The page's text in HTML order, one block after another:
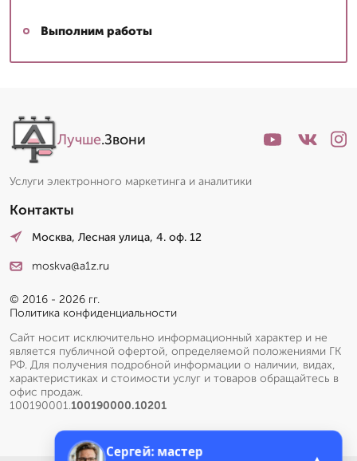
Выполним работы
Лучше.Звони
Услуги электронного маркетинга и аналитики
Контакты
Москва, Лесная улица, 4. оф. 12
moskva@a1z.ru
© 2016 - 2026 гг.
Политика конфиденциальности
Сайт носит исключительно информационный характер и не
является публичной офертой, определяемой положениями ГК
РФ. Для получения подробной информации о наличии, видах,
характеристиках и стоимости услуг и товаров обращайтесь в
офис продаж.
100190001.100190000.10201
Сергей: мастер